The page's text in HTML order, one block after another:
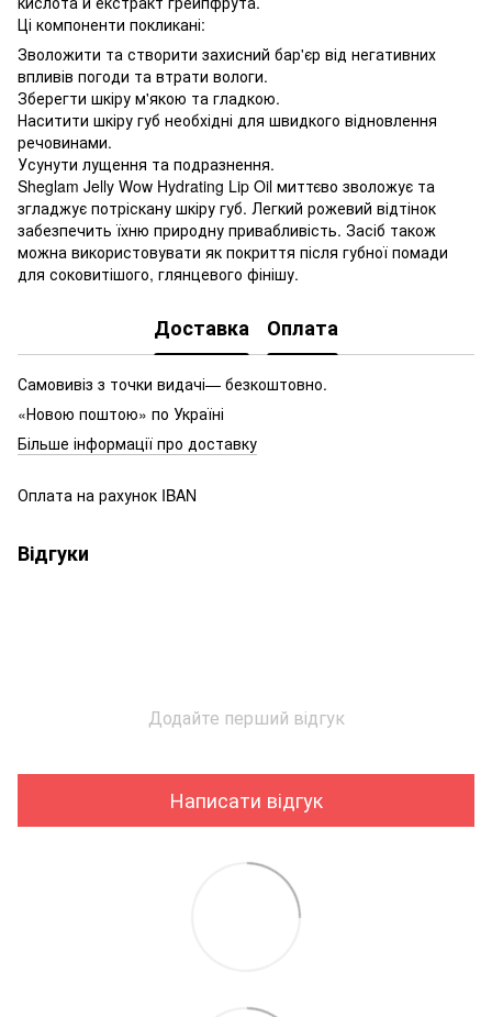
Ці компоненти покликані:
Зволожити та створити захисний бар'єр від негативних
впливів погоди та втрати вологи.
Зберегти шкіру м'якою та гладкою.
Наситити шкіру губ необхідні для швидкого відновлення
речовинами.
Усунути лущення та подразнення.
Sheglam Jelly Wow Hydrating Lip Oil миттєво зволожує та
згладжує потріскану шкіру губ. Легкий рожевий відтінок
забезпечить їхню природну привабливість. Засіб також
можна використовувати як покриття після губної помади
для соковитішого, глянцевого фінішу.
Доставка Оплата
Самовивіз з точки видачі— безкоштовно.
«Новою поштою» по Україні
Більше інформації про доставку
Оплата на рахунок IBAN
Відгуки
Додайте перший відгук
Написати відгук